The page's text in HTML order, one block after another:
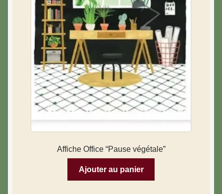
Affiche Office “Pause végétale”
Ajouter au panier